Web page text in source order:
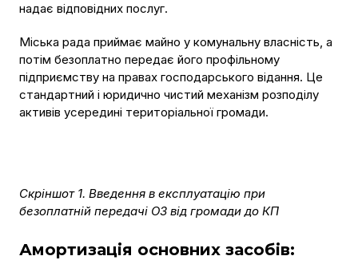
надає відповідних послуг.
Міська рада приймає майно у комунальну власність, а
потім безоплатно передає його профільному
підприємству на правах господарського відання. Це
стандартний і юридично чистий механізм розподілу
активів усередині територіальної громади.
Скріншот 1. Введення в експлуатацію при
безоплатній передачі ОЗ від громади до КП
Амортизація основних засобів: